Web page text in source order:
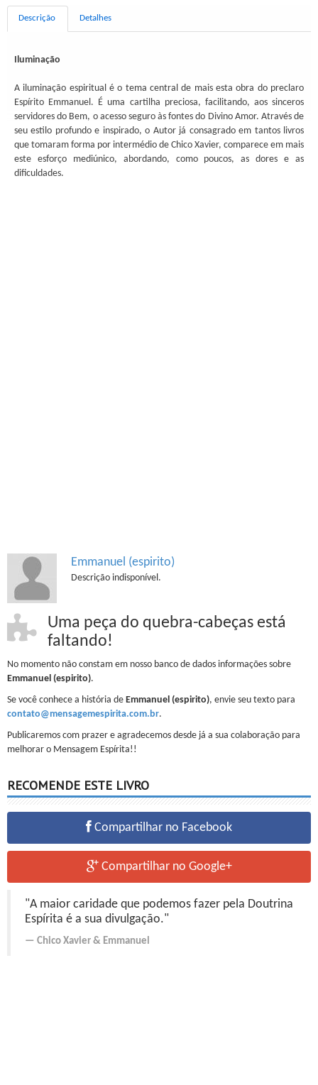
Descrição Detalhes
Iluminação
A iluminação espiritual é o tema central de mais esta obra do preclaro
Espírito Emmanuel. É uma cartilha preciosa, facilitando, aos sinceros
servidores do Bem, o acesso seguro às fontes do Divino Amor. Através de
seu estilo profundo e inspirado, o Autor já consagrado em tantos livros
que tomaram forma por intermédio de Chico Xavier, comparece em mais
este esforço mediúnico, abordando, como poucos, as dores e as
dificuldades.
Emmanuel (espirito)
Descrição indisponível.
Uma peça do quebra-cabeças está
faltando!
No momento não constam em nosso banco de dados informações sobre
Emmanuel (espirito).
Se você conhece a história de Emmanuel (espirito), envie seu texto para
contato@mensagemespirita.com.br.
Publicaremos com prazer e agradecemos desde já a sua colaboração para
melhorar o Mensagem Espírita!!
RECOMENDE ESTE LIVRO
Compartilhar no Facebook
Compartilhar no Google+
"A maior caridade que podemos fazer pela Doutrina
Espírita é a sua divulgação."
Chico Xavier & Emmanuel